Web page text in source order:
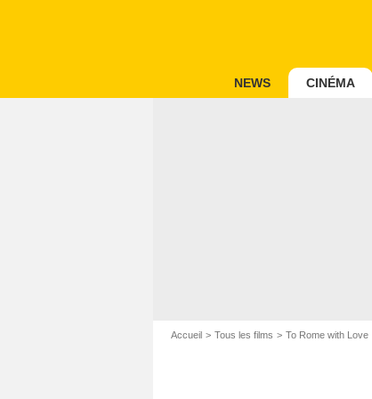
NEWS CINÉMA
Accueil Tous les films To Rome with Love